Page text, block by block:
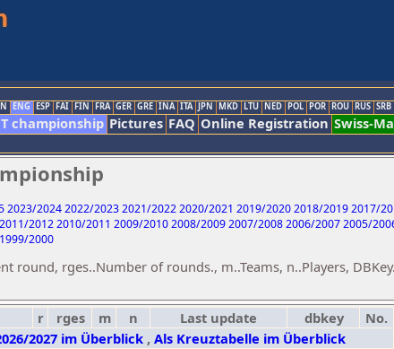
ENG ESP FAI FIN FRA GER GRE INA ITA JPN MKD LTU NED POL POR ROU RUS SRB
championship Pictures FAQ Online Registration Swiss-
2023/20242022/20232021/20222020/2021 2019/20202018/20192017/
2011/20122010/2011 2009/20102008/20092007/20082006/20072005/
1999/2000
round, rges..Number of rounds., m..Teams, n..Players,
r rges m n Last update dbkey
No.
2027 im Überblick , Als Kreuztabelle im Überblick